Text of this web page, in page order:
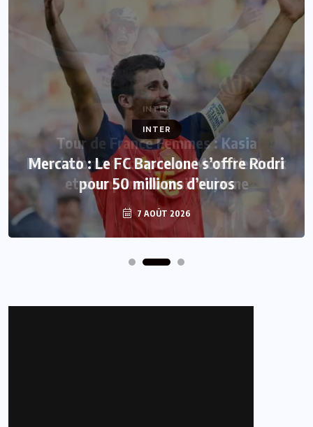
INTER
Mercato : Le FC Barcelone s’offre Rodri
pour 50 millions d’euros
7 AOÛT 2026